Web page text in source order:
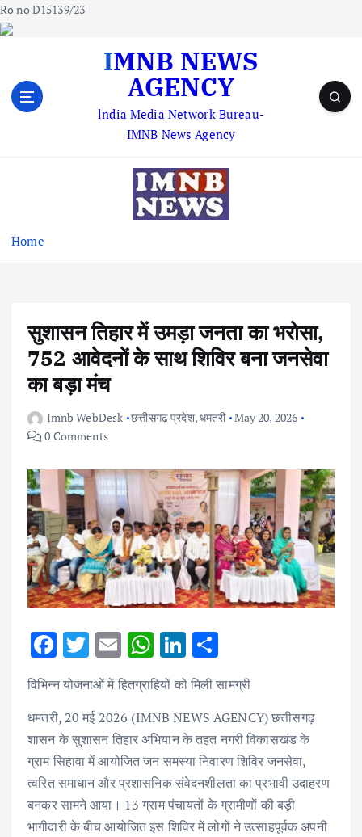
Ro no D15139/23
IMNB NEWS
AGENCY
lndia Media Network Bureau-
IMNB News Agency
Home
सुशासन तिहार में उमड़ा जनता का भरोसा,
752 आवेदनों के साथ शिविर बना जनसेवा
का बड़ा मंच
Imnb WebDesk छत्तीसगढ़ प्रदेश,धमतरी May 20, 2026
0 Comments
F
ac
e
b
o
o
k
T
w
it
te
r
E
m
ai
l
W
h
at
s
A
p
p
Li
n
k
e
dI
n
ar
e
विभिन्न योजनाओं में हितग्राहियों को मिली सामग्री
धमतरी, 20 मई 2026 (IMNB NEWS AGENCY) छत्तीसगढ़
शासन के सुशासन तिहार अभियान के तहत नगरी विकासखंड के
ग्राम सिहावा में आयोजित जन समस्या निवारण शिविर जनसेवा,
त्वरित समाधान और प्रशासनिक संवेदनशीलता का प्रभावी उदाहरण
बनकर सामने आया। 13 ग्राम पंचायतों के ग्रामीणों की बड़ी
भागीदारी के बीच आयोजित इस शिविर में लोगों ने उत्साहपूर्वक अपनी